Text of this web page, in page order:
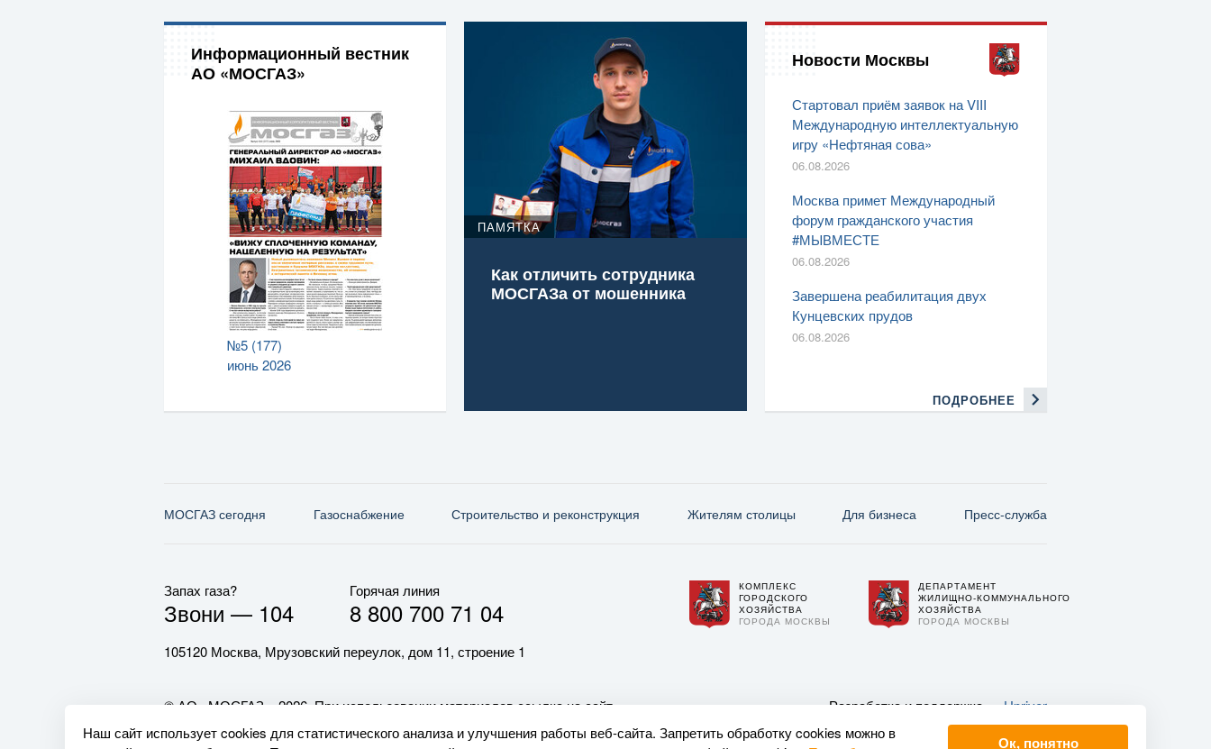
Информационный вестник
АО «МОСГАЗ»
№5 (177)
июнь 2026
ПАМЯТКА
Как отличить сотрудника
МОСГАЗа от мошенника
Новости Москвы
Стартовал приём заявок на VIII
Международную интеллектуальную
игру «Нефтяная сова»
06.08.2026
Москва примет Международный
форум гражданского участия
#МЫВМЕСТЕ
06.08.2026
Завершена реабилитация двух
Кунцевских прудов
06.08.2026
ПОДРОБНЕЕ
МОСГАЗ сегодня Газо­снабжение Строительство и реконструкция Жителям столицы Для бизнеса Пресс-служба
Запах газа?
Звони — 104
Горячая линия
8 800 700 71 04
105120 Москва, Мрузовский переулок, дом 11, строение 1
КОМПЛЕКС
ГОРОДСКОГО
ХОЗЯЙСТВА
ГОРОДА МОСКВЫ
ДЕПАРТАМЕНТ
ЖИЛИЩНО-КОММУНАЛЬНОГО
ХОЗЯЙСТВА
ГОРОДА МОСКВЫ
© АО «МОСГАЗ», 2026. При использовании материалов ссылка на сайт
обязательна.
Разработка и поддержка — Upriver
Наш сайт использует cookies для статистического анализа и улучшения работы веб-сайта. Запретить обработку cookies можно в
Ок, понятно